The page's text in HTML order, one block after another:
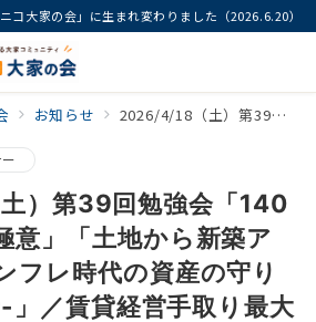
コ大家の会」に生まれ変わりました（2026.6.20）
お知らせ 2026/4/18（土）第39回勉強会「140億円投資家の極意」「土地から新築アパート」「インフレ時代の資産の守り方-金ETF投資-」／賃貸経営手取り最大化
）第39回勉強会「140
意」「土地から新築ア
フレ時代の資産の守り
／賃貸経営手取り最大